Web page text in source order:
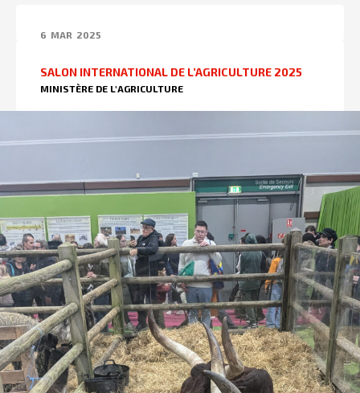
6 MAR 2025
SALON INTERNATIONAL DE L’AGRICULTURE 2025
MINISTÈRE DE L'AGRICULTURE